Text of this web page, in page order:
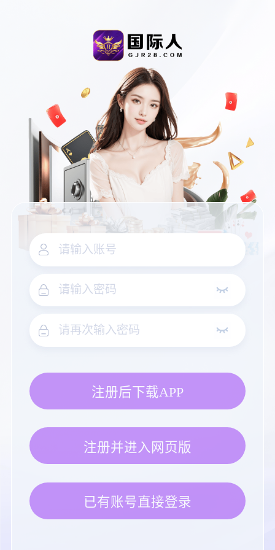
注册后下载APP
注册并进入网页版
已有账号直接登录